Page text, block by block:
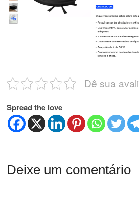
Dê sua
Spread the love
Deixe um comentário